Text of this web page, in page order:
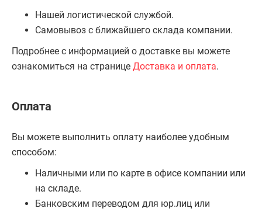
Нашей логистической службой.
Самовывоз с ближайшего склада компании.
Подробнее с информацией о доставке вы можете
ознакомиться на странице Доставка и оплата.
Оплата
Вы можете выполнить оплату наиболее удобным
способом:
Наличными или по карте в офисе компании или
на складе.
Банковским переводом для юр.лиц или